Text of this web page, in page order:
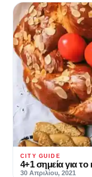
CITY GUIDE
4+1 σημεία για
30 Απριλίου, 2021